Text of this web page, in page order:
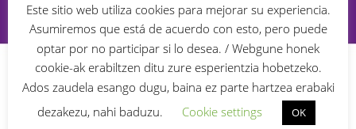
¿Has olvidado tu contraseña?
Este sitio web utiliza cookies para mejorar su experiencia.
Asumiremos que está de acuerdo con esto, pero puede
optar por no participar si lo desea. / Webgune honek
cookie-ak erabiltzen ditu zure esperientzia hobetzeko.
Ados zaudela esango dugu, baina ez parte hartzea erabaki
dezakezu, nahi baduzu.
Cookie settings OK